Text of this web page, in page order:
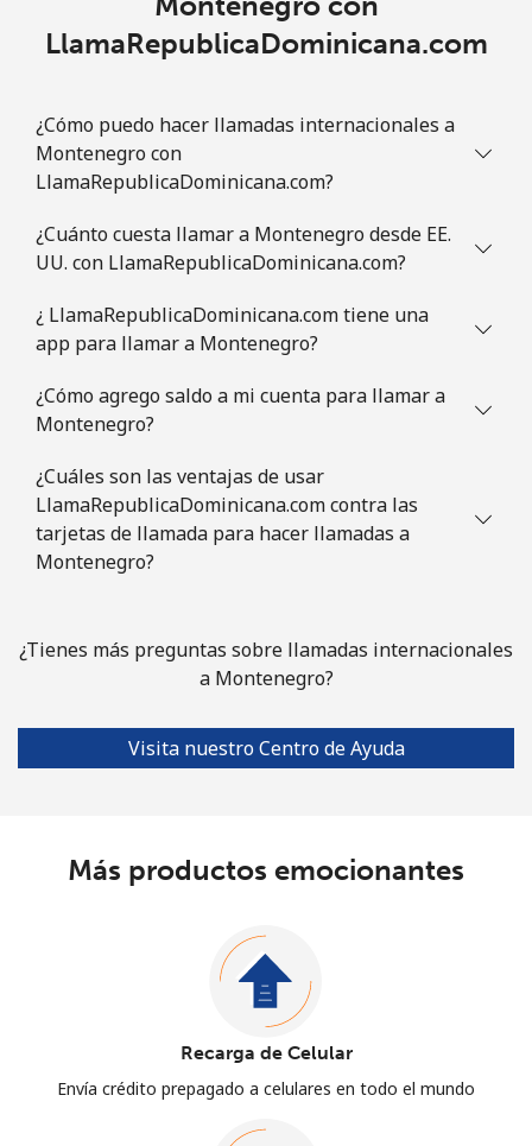
LlamaRepublicaDominicana.com
¿Cómo puedo hacer llamadas internacionales a
Montenegro con
LlamaRepublicaDominicana.com?
¿Cuánto cuesta llamar a Montenegro desde EE.
UU. con LlamaRepublicaDominicana.com?
¿ LlamaRepublicaDominicana.com tiene una
app para llamar a Montenegro?
¿Cómo agrego saldo a mi cuenta para llamar a
Montenegro?
¿Cuáles son las ventajas de usar
LlamaRepublicaDominicana.com contra las
tarjetas de llamada para hacer llamadas a
Montenegro?
¿Tienes más preguntas sobre llamadas internacionales
a Montenegro?
Visita nuestro Centro de Ayuda
Más productos emocionantes
Recarga de Celular
Envía crédito prepagado a celulares en todo el mundo